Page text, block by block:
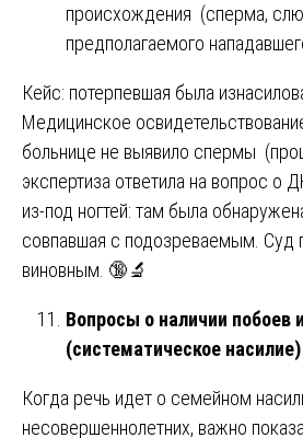
происхождения (сперма,
предполагаемого
Кейс: потерпевшая была
Медицинское
больнице не выявило спермы
экспертиза ответила на вопрос о
из-под ногтей: там была
совпавшая с подозреваемым. Суд
виновным. 🔞🔬
Вопросы о наличии побоев
(систематическое насилие)
Когда речь идет о семейном
несовершеннолетних, важно